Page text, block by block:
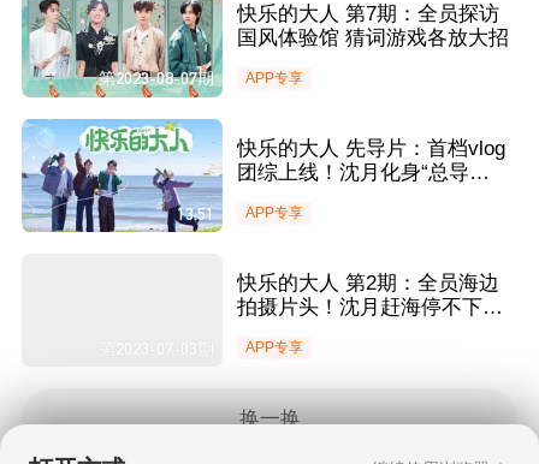
第2023-08-07期
快乐的大人 第7期：全员探访
国风体验馆 猜词游戏各放大招
APP专享
13:51
快乐的大人 先导片：首档vlog
团综上线！沈月化身“总导
APP专享
第2023-07-03期
快乐的大人 第2期：全员海边
拍摄片头！沈月赶海停不下
APP专享
换一换